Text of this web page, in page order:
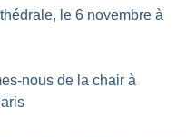
le 6 novembre à
nous de la chair à